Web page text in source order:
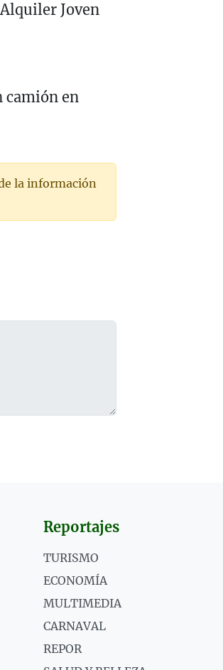
Joven
camión en
la información
Reportajes
TURISMO
ECONOMÍA
MULTIMEDIA
CARNAVAL
REPOR